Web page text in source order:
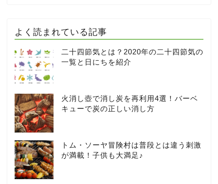
よく読まれている記事
二十四節気とは？2020年の二十四節気の
一覧と日にちを紹介
火消し壺で消し炭を再利用4選！バーベ
キューで炭の正しい消し方
トム・ソーヤ冒険村は普段とは違う刺激
が満載！子供も大満足♪